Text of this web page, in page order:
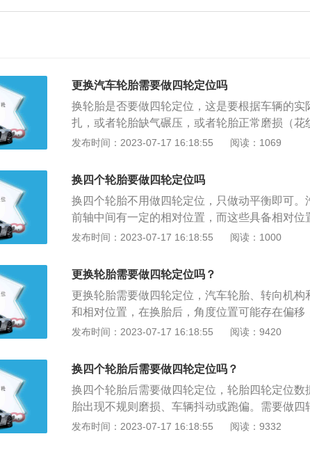
更换汽车轮胎需要做四轮定位吗
换轮胎是否要做四轮定位，这是要根据车辆的实
扎，或者轮胎缺气碾压，或者轮胎正常磨损（花
换轮胎是不需做四轮定位的。很多车主到4S店
磨后换胎，即使其它位置轮胎花纹很正常，做了
向仍然抖动跑偏，此时换胎后最好做四轮定位。
显感觉车辆方向发抖方向沉重，方向不能回位
时需做四轮定位。发生交通事故时，轮胎爆胎
轮定位是恢复车辆方向各部位技术参数前束值等
位。这是要根据车辆的实际情况而定的，但是更
发布时间：2023-07-17 16:18:55 阅读：1069
换四个轮胎要做四轮定位吗
换四个轮胎不用做四轮定位，只做动平衡即可
前轴中间有一定的相对位置，而这些具备相对
当相对位置产生变化时，才必须开展四轮定位。
胎胎面磨损；3、车轮震动、摇摆；4、车轮跑偏
驾驶舒适感；2、增加轮胎使用寿命；3、保证
悬挂配件的磨损；5、增强行驶安全。
发布时间：2023-07-17 16:18:55 阅读：1000
更换轮胎需要做四轮定位吗？
更换轮胎需要做四轮定位，汽车轮胎、转向机
和相对位置，在换胎后，角度位置可能存在偏
度变差、方向盘不正、吃胎等现象，需要及时进
保证轮胎与地面的紧密结合，使汽车能够保持稳
后需要做四轮定位外，底盘悬挂、转向系统更换
发布时间：2023-07-17 16:18:55 阅读：9420
换四个轮胎后需要做四轮定位吗？
换四个轮胎后需要做四轮定位，轮胎四轮定位
胎出现不规则磨损、车辆抖动或跑偏。需要做
或发生碰撞事故维修后；2、前后轮胎单侧偏磨
发布时间：2023-07-17 16:18:55 阅读：9332